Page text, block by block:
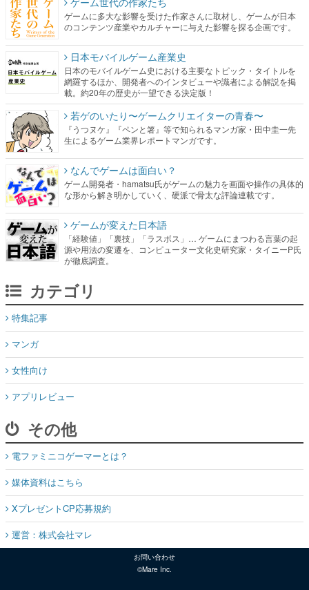
ゲームに多大な影響を受けた作家さんに取材し、ゲームが日本
のコンテンツ産業やカルチャーに与えた影響を探る企画です。
日本モバイルゲーム産業史
日本のモバイルゲーム史における主要なトピック・タイトルを
網羅するほか、開発者へのインタビューや識者による解説を掲
載。約20年の歴史が一望できる決定版！
若ゲのいたり〜ゲームクリエイターの青春〜
『うつヌケ』『ペンと箸』等で知られるマンガ家・田中圭一先
生によるゲーム業界レポートマンガです。
なんでゲームは面白い？
ゲーム開発者・hamatsu氏がゲームの魅力を画面や操作の具体的
な形から解き明かしていく、硬派で骨太な評論連載です。
ゲームが変えた日本語
「経験値」「裏技」「ラスボス」… ゲームにまつわる言葉の起
源や用法の変遷を、コンピューター文化史研究家・タイニーP氏
が徹底調査。
カテゴリ
特集記事
マンガ
女性向け
アプリレビュー
その他
電ファミニコゲーマーとは？
媒体資料はこちら
XプレゼントCP応募規約
運営：株式会社マレ
お問い合わせ
©Mare Inc.